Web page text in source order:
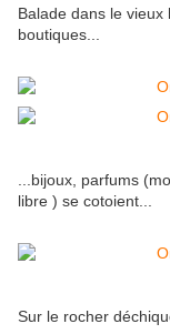
Balade dans le
boutiques...
...bijoux, parfums
libre ) se cotoient...
Sur le rocher